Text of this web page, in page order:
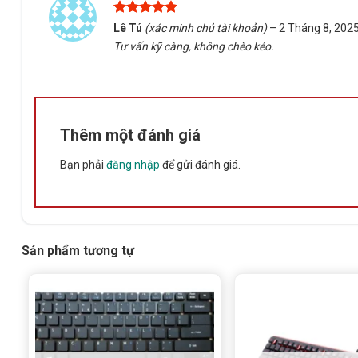
Được xếp
hạng5 5
sao
Lê Tú (xác minh chủ tài khoản) – 2 Tháng 8,
Tư vấn kỹ càng, không chèo kéo.
Thêm một đánh giá
Bạn phải đăng nhập để gửi đánh giá.
Sản phẩm tương tự